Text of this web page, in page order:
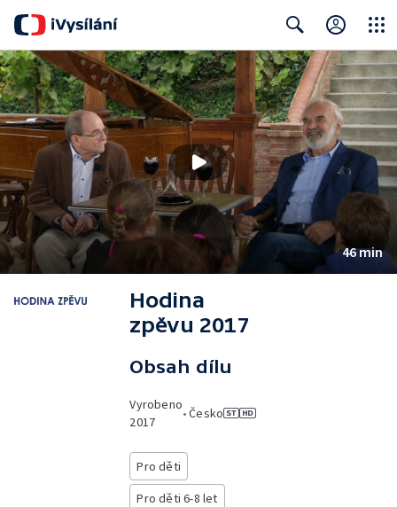
Search Close
46 min
Hodina
zpěvu 2017
Obsah dílu
Vyrobeno
2017
•Česko
Pro děti
Pro děti 6-8 let